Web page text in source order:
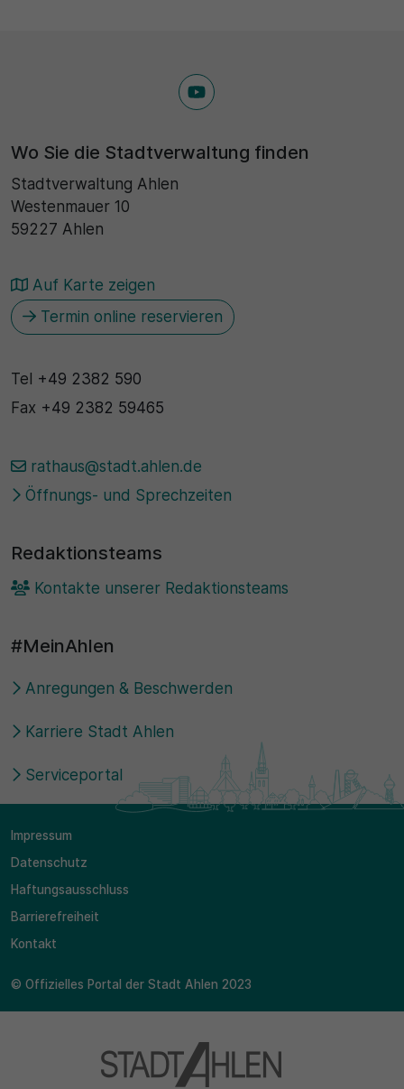
Wo Sie die Stadtverwaltung finden
Stadtverwaltung Ahlen
Westenmauer 10
59227 Ahlen
Auf Karte zeigen
Termin online reservieren
Tel +49 2382 590
Fax +49 2382 59465
rathaus@stadt.ahlen.de
Öffnungs- und Sprechzeiten
Redaktionsteams
Kontakte unserer Redaktionsteams
#MeinAhlen
Anregungen & Beschwerden
Karriere Stadt Ahlen
Serviceportal
Impressum
Datenschutz
Haftungsausschluss
Barrierefreiheit
Kontakt
© Offizielles Portal der Stadt Ahlen 2023